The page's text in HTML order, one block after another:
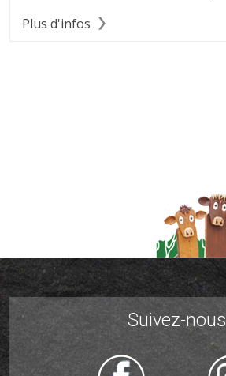
Plus d'infos
Suivez-nous